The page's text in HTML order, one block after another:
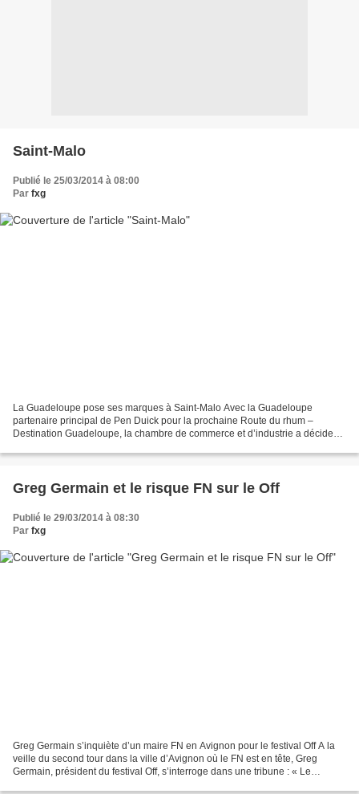
Saint-Malo
Publié le 25/03/2014 à 08:00
Par fxg
La Guadeloupe pose ses marques à Saint-Malo Avec la Guadeloupe
partenaire principal de Pen Duick pour la prochaine Route du rhum –
Destination Guadeloupe, la chambre de commerce et d’industrie a décide
Greg Germain et le risque FN sur le Off
Publié le 29/03/2014 à 08:30
Par fxg
Greg Germain s’inquiète d’un maire FN en Avignon pour le festival Off A la
veille du second tour dans la ville d’Avignon où le FN est en tête, Greg
Germain, président du festival Off, s’interroge dans une tribune : « Le